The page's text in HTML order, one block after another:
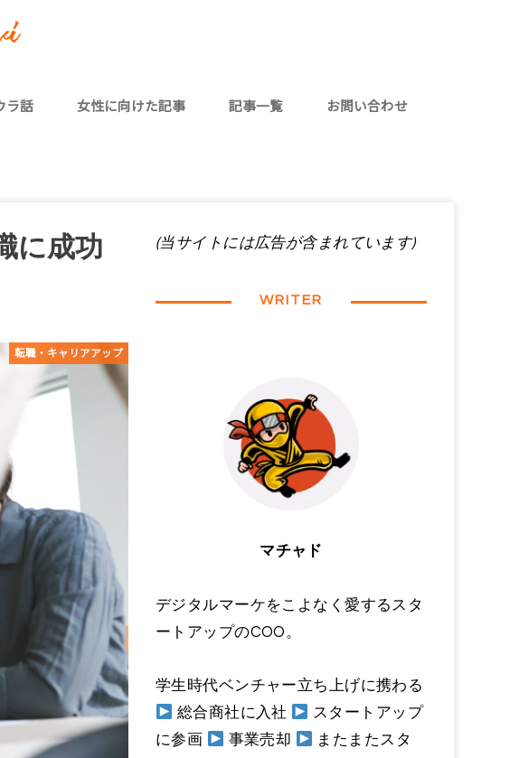
ラ話 女性に向けた記事 記事一覧 お問い合わせ
に成功
転職・キャリアアップ
(当サイトには広告が含まれています)
WRITER
マチャド
デジタルマーケをこよなく愛するスタ
ートアップのCOO。
学生時代ベンチャー立ち上げに携わる
総合商社に入社
スタートアップ
に参画
事業売却
またまたスタ